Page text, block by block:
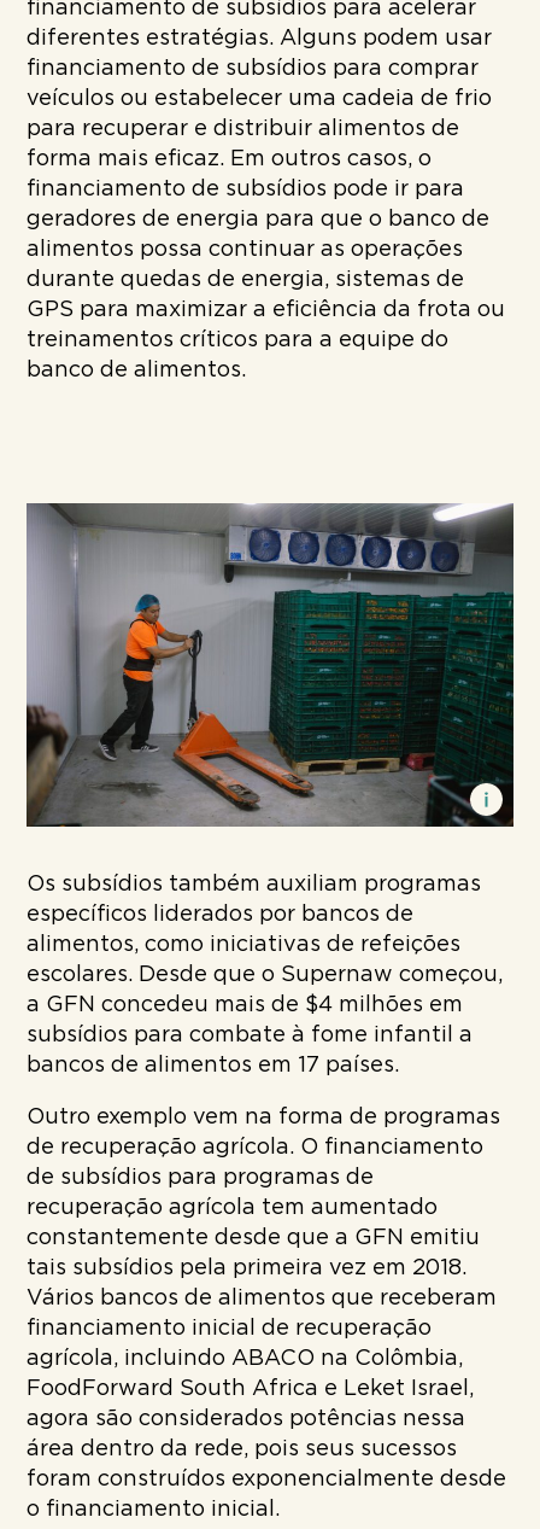
financiamento de subsídios para acelerar
diferentes estratégias. Alguns podem usar
financiamento de subsídios para comprar
veículos ou estabelecer uma cadeia de frio
para recuperar e distribuir alimentos de
forma mais eficaz. Em outros casos, o
financiamento de subsídios pode ir para
geradores de energia para que o banco de
alimentos possa continuar as operações
durante quedas de energia, sistemas de
GPS para maximizar a eficiência da frota ou
treinamentos críticos para a equipe do
banco de alimentos.
Os subsídios também auxiliam programas
específicos liderados por bancos de
alimentos, como iniciativas de refeições
escolares. Desde que o Supernaw começou,
a GFN concedeu mais de $4 milhões em
subsídios para combate à fome infantil a
bancos de alimentos em 17 países.
Outro exemplo vem na forma de programas
de recuperação agrícola. O financiamento
de subsídios para programas de
recuperação agrícola tem aumentado
constantemente desde que a GFN emitiu
tais subsídios pela primeira vez em 2018.
Vários bancos de alimentos que receberam
financiamento inicial de recuperação
agrícola, incluindo ABACO na Colômbia,
FoodForward South Africa e Leket Israel,
agora são considerados potências nessa
área dentro da rede, pois seus sucessos
foram construídos exponencialmente desde
o financiamento inicial.